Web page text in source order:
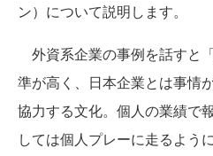
ン）について説明します。
外資系企業の事例を話すと
準が高く、日本企業とは事情
協力する文化。個人の業績で
しては個人プレーに走るよう